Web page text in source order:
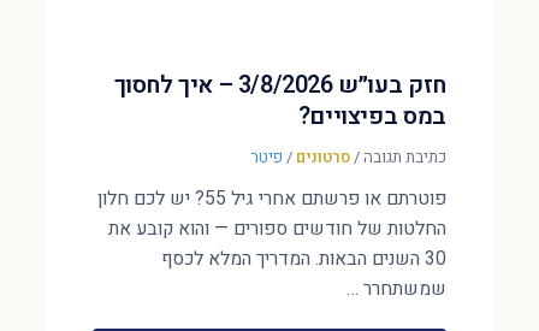
חזק בעו״ש 3/8/2026 – איך לחסוך
במס בפיצויים?
כתיבת תגובה/סרטונים / פיטר
פוטרתם או פרשתם אחרי גיל 55? יש לכם חלון
החלטות של חודשים ספורים — והוא קובע את
30 השנים הבאות. המדריך המלא לכסף
שמשתחרר …